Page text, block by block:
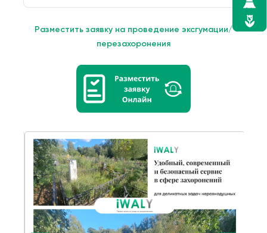
Разместить заявку на проведение эксгумации/
перезахоронения